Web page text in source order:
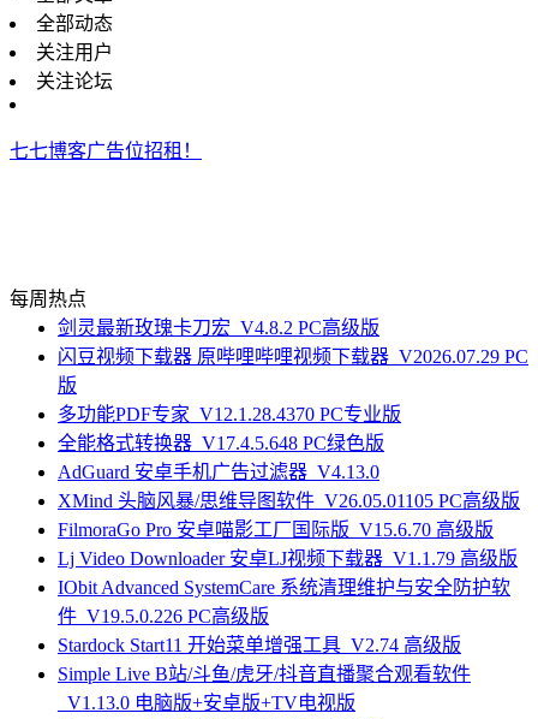
全部动态
关注用户
关注论坛
七七博客广告位招租！
每周热点
剑灵最新玫瑰卡刀宏_V4.8.2 PC高级版
闪豆视频下载器 原哔哩哔哩视频下载器_V2026.07.29 PC
版
多功能PDF专家_V12.1.28.4370 PC专业版
全能格式转换器_V17.4.5.648 PC绿色版
AdGuard 安卓手机广告过滤器_V4.13.0
XMind 头脑风暴/思维导图软件_V26.05.01105 PC高级版
FilmoraGo Pro 安卓喵影工厂国际版_V15.6.70 高级版
Lj Video Downloader 安卓LJ视频下载器_V1.1.79 高级版
IObit Advanced SystemCare 系统清理维护与安全防护软
件_V19.5.0.226 PC高级版
Stardock Start11 开始菜单增强工具_V2.74 高级版
Simple Live B站/斗鱼/虎牙/抖音直播聚合观看软件
_V1.13.0 电脑版+安卓版+TV电视版